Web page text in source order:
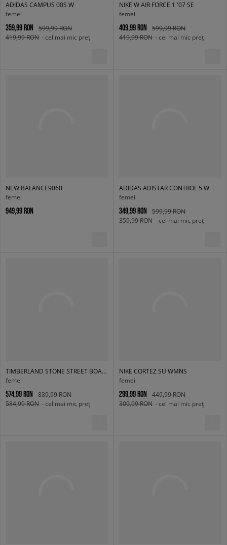
ADIDAS CAMPUS 00S W
femei
359,99 RON
599,99 RON
419,99 RON - cel mai mic preț
NIKE W AIR FORCE 1 '07 SE
femei
409,99 RON
599,99 RON
419,99 RON - cel mai mic preț
NEW BALANCE9060
femei
949,99 RON
ADIDAS ADISTAR CONTROL 5 W
femei
349,99 RON
599,99 RON
359,99 RON - cel mai mic preț
TIMBERLAND STONE STREET BOAT SHOE
femei
574,99 RON
839,99 RON
584,99 RON - cel mai mic preț
NIKE CORTEZ SU WMNS
femei
299,99 RON
449,99 RON
309,99 RON - cel mai mic preț